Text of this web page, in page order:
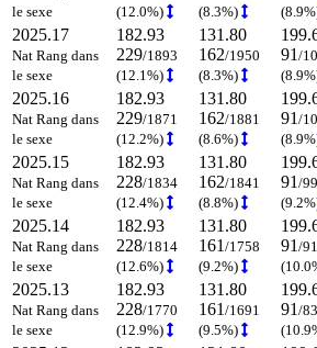
le sexe
(12.0%)
(8.3%)
2025.17
Nat Rang dans
le sexe
182.93
229/1893
(12.1%)
131.80
162/1950
(8.3%)
91 /
2025.16
Nat Rang dans
le sexe
182.93
229/1871
(12.2%)
131.80
162/1881
(8.6%)
91 /
2025.15
Nat Rang dans
le sexe
182.93
228/1834
(12.4%)
131.80
162/1841
(8.8%)
91 /
2025.14
Nat Rang dans
le sexe
182.93
228/1814
(12.6%)
131.80
161 /1758
(9.2%)
91 /
2025.13
Nat Rang dans
le sexe
182.93
228/1770
(12.9%)
131.80
161 /1691
(9.5%)
91 /